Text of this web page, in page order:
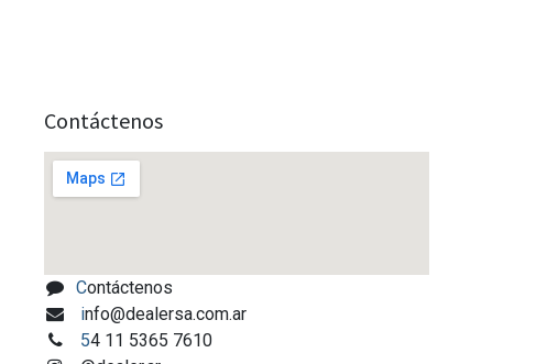
Contáctenos
Contáctenos
info@dealersa.com.ar
54 11 5365 7610